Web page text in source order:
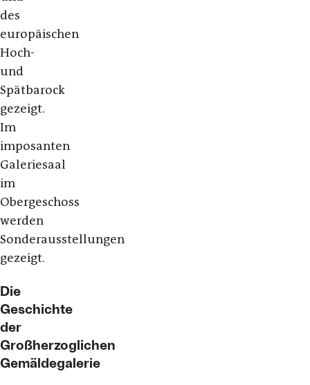
des
europäischen
Hoch-
und
Spätbarock
gezeigt.
Im
imposanten
Galeriesaal
im
Obergeschoss
werden
Sonderausstellungen
gezeigt.
Die
Geschichte
der
Großherzoglichen
Gemäldegalerie